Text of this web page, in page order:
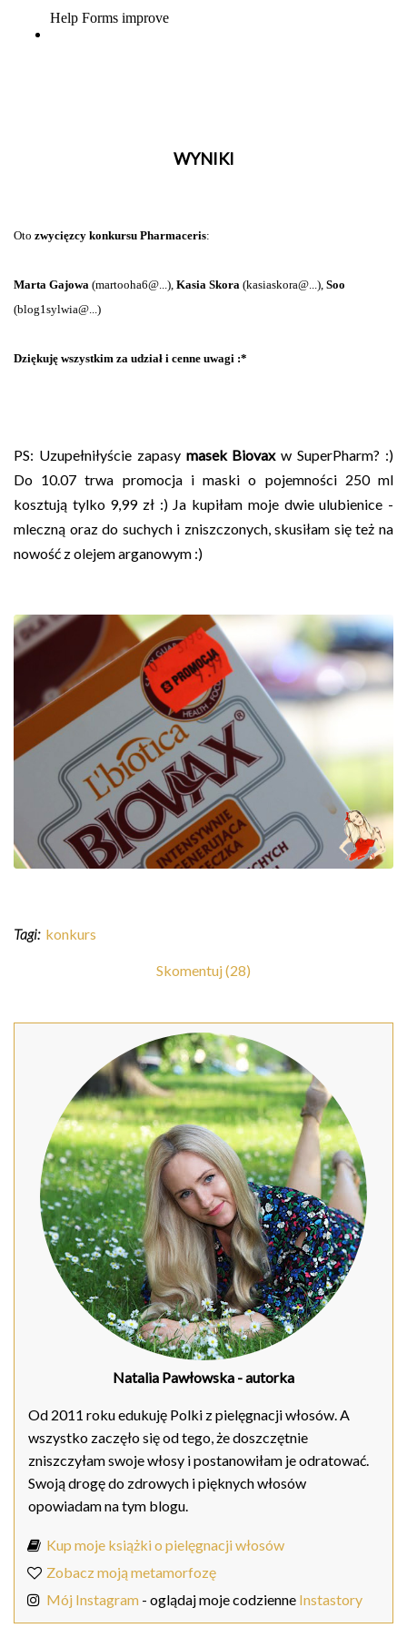
WYNIKI
Oto zwycięzcy konkursu Pharmaceris:
Marta Gajowa (martooha6@...), Kasia Skora (kasiaskora@...), Soo
(blog1sylwia@...)
Dziękuję wszystkim za udział i cenne uwagi :*
PS: Uzupełniłyście zapasy masek Biovaxw SuperPharm? :)
Do 10.07 trwa promocja i maski o pojemności 250 ml
kosztują tylko 9,99 zł :) Ja kupiłam moje dwie ulubienice -
mleczną oraz do suchych i zniszczonych, skusiłam się też na
nowość z olejem arganowym :)
Tagi: konkurs
Skomentuj (28)
Natalia Pawłowska - autorka
Od 2011 roku edukuję Polki z pielęgnacji włosów. A
wszystko zaczęło się od tego, że doszczętnie
zniszczyłam swoje włosy i postanowiłam je odratować.
Swoją drogę do zdrowych i pięknych włosów
opowiadam na tym blogu.
Kup moje książki o pielęgnacji włosów
Zobacz moją metamorfozę
Mój Instagram - oglądaj moje codzienne Instastory